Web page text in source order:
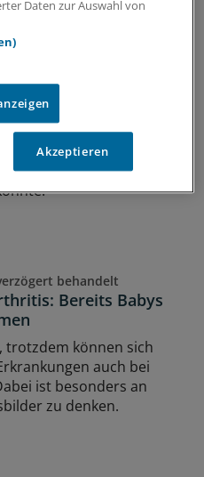
bei Kindern
Heranwachsenden kann
auf die Umsetzung an.
erklärt, wann
ist und wann diese
behandelt
Bereits Babys
trotzdem können sich
auch bei
ist besonders an
zu denken.
Daten zur Auswahl von
Akzeptieren